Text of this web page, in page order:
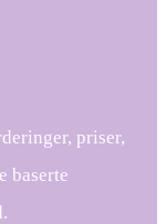
priser,
baserte